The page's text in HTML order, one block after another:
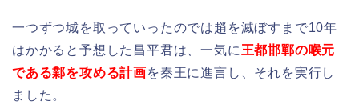
一つずつ城を取っていったのでは趙を滅ぼすまで10年
はかかると予想した昌平君は、一気に 王都邯鄲の喉元
である鄴を攻める計画を秦王に進言し、それを実行し
ました。